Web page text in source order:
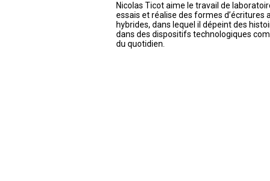
Nicolas Ticot aime le travail de
essais et réalise des formes d’écritures
hybrides, dans lequel il dépeint des
dans des dispositifs technologiques
du quotidien.